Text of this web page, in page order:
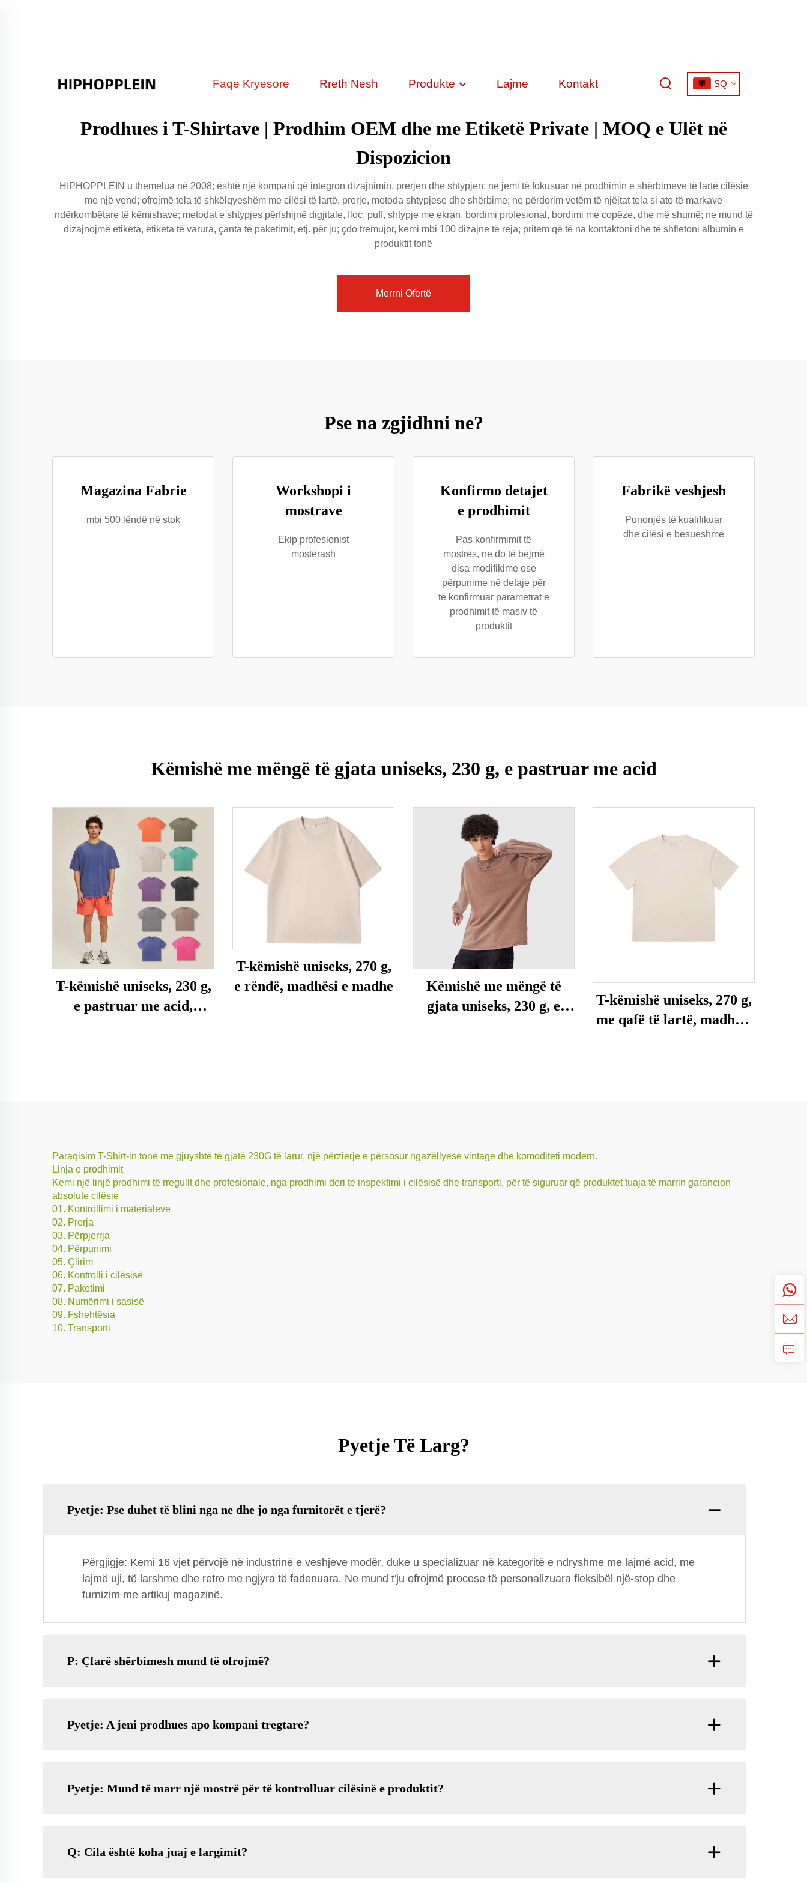
Faqe Kryesore Rreth Nesh Produkte Lajme Kontakt SQ
Prodhues i T-Shirtave | Prodhim OEM dhe me Etiketë Private | MOQ e Ulët në
Dispozicion
HIPHOPPLEIN u themelua në 2008; është një kompani që integron dizajnimin, prerjen dhe shtypjen; ne jemi të fokusuar në prodhimin e shërbimeve të lartë cilësie
me një vend; ofrojmë tela të shkëlqyeshëm me cilësi të lartë, prerje, metoda shtypjese dhe shërbime; ne përdorim vetëm të njëjtat tela si ato të markave
ndërkombëtare të këmishave; metodat e shtypjes përfshijnë digjitale, floc, puff, shtypje me ekran, bordimi profesional, bordimi me copëze, dhe më shumë; ne mund të
dizajnojmë etiketa, etiketa të varura, çanta të paketimit, etj. për ju; çdo tremujor, kemi mbi 100 dizajne të reja; pritem që të na kontaktoni dhe të shfletoni albumin e
produktit tonë
Merrni Ofertë
Pse na zgjidhni ne?
Magazina Fabrie
mbi 500 lëndë në stok
Workshopi i
mostrave
Ekip profesionist
mostërash
Konfirmo detajet
e prodhimit
Pas konfirmimit të
mostrës, ne do të bëjmë
disa modifikime ose
përpunime në detaje për
të konfirmuar parametrat e
prodhimit të masiv të
produktit
Fabrikë veshjesh
Punonjës të kualifikuar
dhe cilësi e besueshme
Këmishë me mëngë të gjata uniseks, 230 g, e pastruar me acid
T-këmishë uniseks, 230 g,
e pastruar me acid,
T-këmishë uniseks, 270 g,
e rëndë, madhësi e madhe
Këmishë me mëngë të
gjata uniseks, 230 g, e
T-këmishë uniseks, 270 g,
me qafë të lartë, madhësi
Paraqisim T-Shirt-in tonë me gjuyshtë të gjatë 230G të larur, një përzierje e përsosur ngazëllyese vintage dhe komoditeti modern.
Linja e prodhimit
Kemi një linjë prodhimi të rregullt dhe profesionale, nga prodhimi deri te inspektimi i cilësisë dhe transporti, për të siguruar që produktet tuaja të marrin garancion
absolute cilësie
01. Kontrollimi i materialeve
02. Prerja
03. Përpjerrja
04. Përpunimi
05. Çlirim
06. Kontrolli i cilësisë
07. Paketimi
08. Numërimi i sasisë
09. Fshehtësia
10. Transporti
Pyetje Të Larg?
Pyetje: Pse duhet të blini nga ne dhe jo nga furnitorët e tjerë?
Përgjigje: Kemi 16 vjet përvojë në industrinë e veshjeve modër, duke u specializuar në kategoritë e ndryshme me lajmë acid, me
lajmë uji, të larshme dhe retro me ngjyra të fadenuara. Ne mund t'ju ofrojmë procese të personalizuara fleksibël një-stop dhe
furnizim me artikuj magazinë.
P: Çfarë shërbimesh mund të ofrojmë?
Pyetje: A jeni prodhues apo kompani tregtare?
Pyetje: Mund të marr një mostrë për të kontrolluar cilësinë e produktit?
Q: Cila është koha juaj e largimit?